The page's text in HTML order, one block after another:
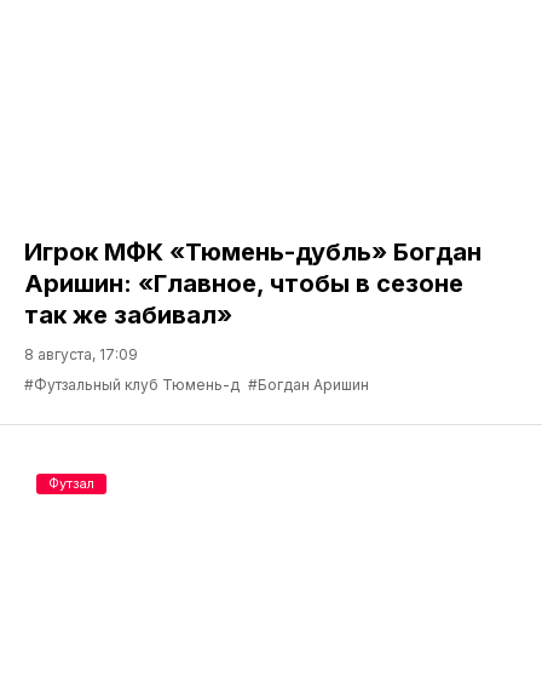
Игрок МФК «Тюмень-дубль» Богдан
Аришин: «Главное, чтобы в сезоне
так же забивал»
8 августа, 17:09
#Футзальный клуб Тюмень-д #Богдан Аришин
Футзал